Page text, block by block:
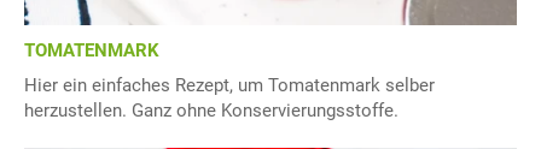
TOMATENMARK
Hier ein einfaches Rezept, um Tomatenmark selber
herzustellen. Ganz ohne Konservierungsstoffe.